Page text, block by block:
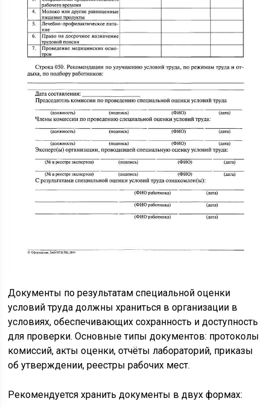
Документы по результатам специальной оценки
условий труда должны храниться в организации в
условиях, обеспечивающих сохранность и доступность
для проверки. Основные типы документов: протоколы
комиссий, акты оценки, отчёты лабораторий, приказы
об утверждении, реестры рабочих мест.
Рекомендуется хранить документы в двух формах: